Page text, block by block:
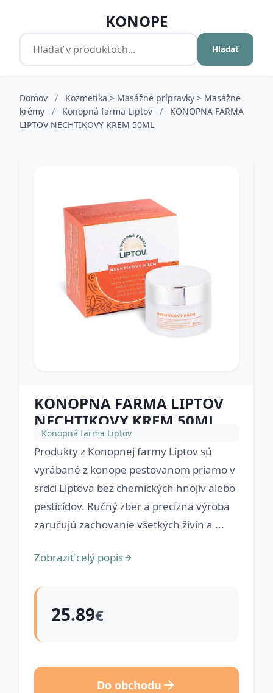
KONOPE
Hľadať
Domov /
Kozmetika > Masážne prípravky > Masážne
krémy
/ Konopná farma Liptov /
KONOPNA FARMA
LIPTOV NECHTIKOVY KREM 50ML
KONOPNA FARMA LIPTOV
NECHTIKOVY KREM 50ML
Konopná farma Liptov
Produkty z Konopnej farmy Liptov sú
vyrábané z konope pestovanom priamo v
srdci Liptova bez chemických hnojív alebo
pesticídov. Ručný zber a precízna výroba
zaručujú zachovanie všetkých živín a ...
Zobraziť celý popis
25.89€
Do obchodu